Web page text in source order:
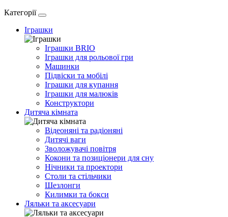
Категорії
Іграшки
Іграшки BRIO
Іграшки для рольової гри
Машинки
Підвіски та мобілі
Іграшки для купання
Іграшки для малюків
Конструктори
Дитяча кімната
Відеоняні та радіоняні
Дитячі ваги
Зволожувачі повітря
Кокони та позиціонери для сну
Нічники та проектори
Столи та стільчики
Шезлонги
Килимки та бокси
Ляльки та аксесуари